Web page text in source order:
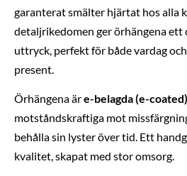
garanterat smälter hjärtat hos alla
detaljrikedomen ger örhängena
uttryck, perfekt för både vardag
present.
Örhängena äre-belagda (e-coated)
motståndskraftiga mot
behålla sin lyster över tid. Ett
kvalitet, skapat med stor omsorg.